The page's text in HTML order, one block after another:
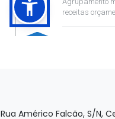
Rua Américo Falcão, S/N,